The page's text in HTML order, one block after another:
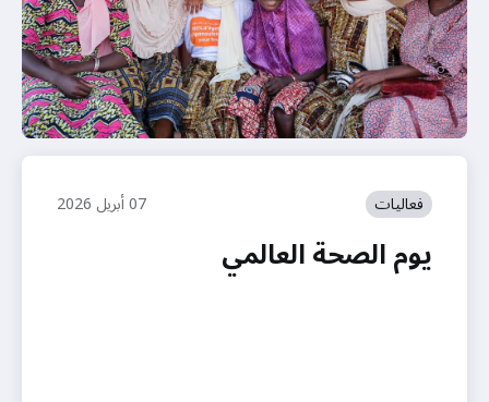
فعاليات 07 أبريل 2026
يوم الصحة العالمي